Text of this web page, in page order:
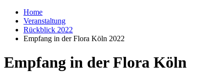
Home
Veranstaltung
Rückblick 2022
Empfang in der Flora Köln 2022
Empfang in der Flora Köln